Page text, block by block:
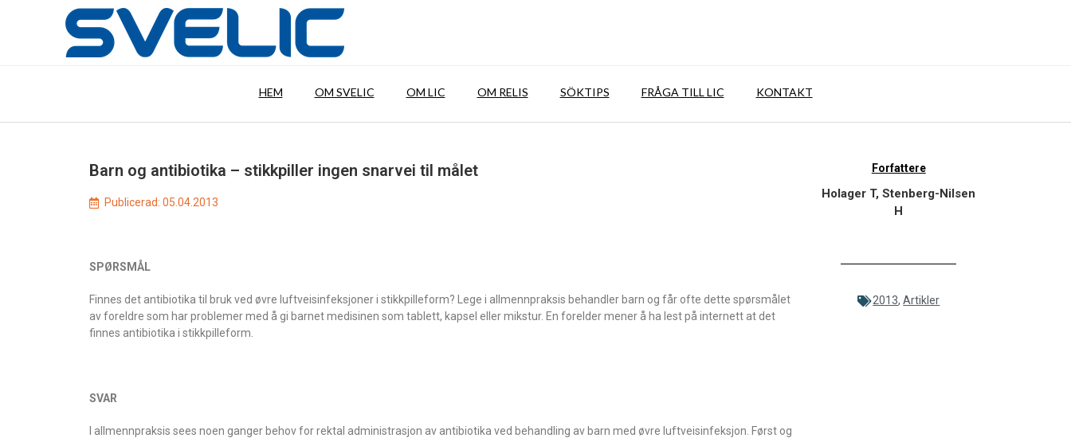
HEM OM SVELIC OM LIC OM RELIS SÖKTIPS FRÅGA TILL LIC KONTAKT
Barn og antibiotika – stikkpiller ingen snarvei til målet
Publicerad: 05.04.2013
SPØRSMÅL
Finnes det antibiotika til bruk ved øvre luftveisinfeksjoner i stikkpilleform? Lege i allmennpraksis behandler barn og får ofte dette spørsmålet
av foreldre som har problemer med å gi barnet medisinen som tablett, kapsel eller mikstur. En forelder mener å ha lest på internett at det
finnes antibiotika i stikkpilleform.
SVAR
I allmennpraksis sees noen ganger behov for rektal administrasjon av antibiotika ved behandling av barn med øvre luftveisinfeksjon. Først og
Forfattere
Holager T, Stenberg-Nilsen
H
2013,Artikler